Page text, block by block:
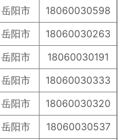
岳阳市
18060030598
岳阳市
18060030263
岳阳市
18060030191
岳阳市
18060030333
岳阳市
18060030320
岳阳市
18060030537